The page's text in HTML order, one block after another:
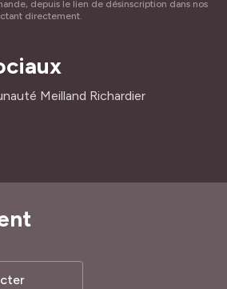
depuis le lien de désinscription dans nos
directement.
Meilland Richardier